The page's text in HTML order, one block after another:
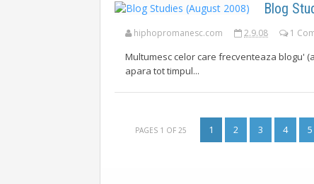
Blog
hiphopromanesc.com 2.9.08 1
Multumesc celor care frecventeaza blogu'
apara tot timpul...
PAGES 1 OF 25 1 2 3 4 5